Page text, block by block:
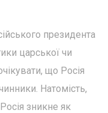
президента
царської чи
що Росія
Натомість,
зникне як